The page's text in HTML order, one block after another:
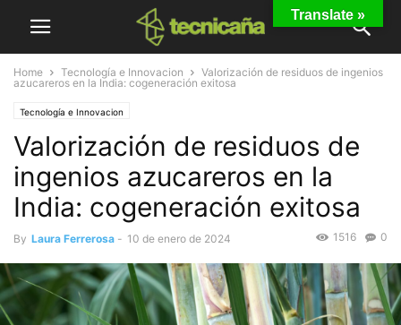
Home Tecnología e Innovacion
Valorización de residuos de ingenios
azucareros en la India: cogeneración exitosa
Tecnología e Innovacion
Valorización de residuos de
ingenios azucareros en la
India: cogeneración exitosa
By Laura Ferrerosa - 10 de enero de 2024 0
1516
Translate »